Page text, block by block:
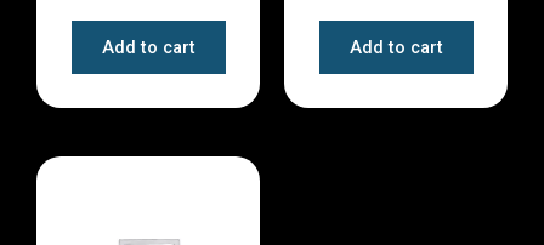
Add to cart Add to cart